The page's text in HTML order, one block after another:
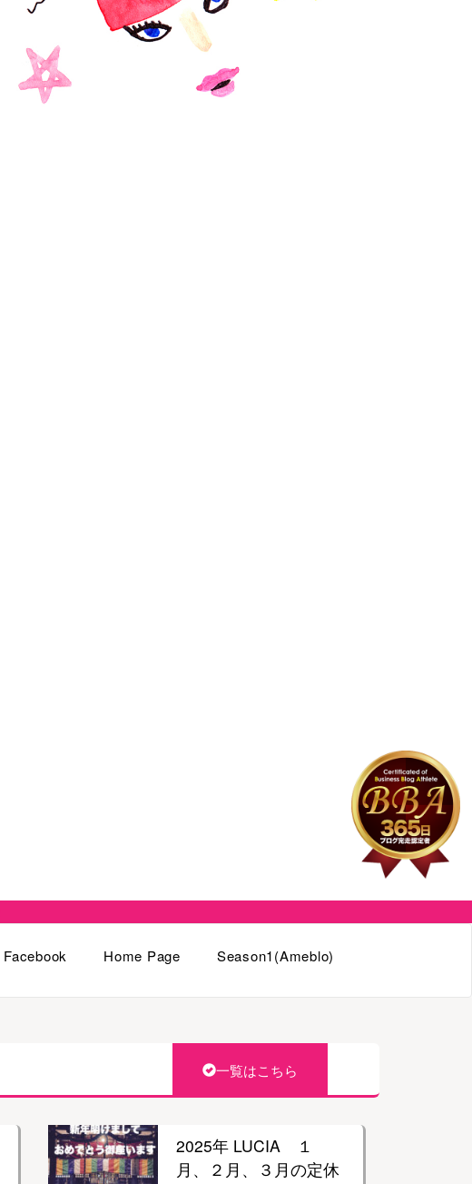
Facebook Home Page Season1(Ameblo)
一覧はこちら
2025年 LUCIA １
月、２月、３月の定休